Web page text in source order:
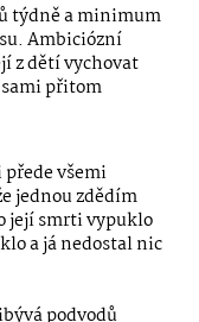
týdně a minimum
Ambiciózní
z dětí vychovat
přitom
všemi
jednou zdědím
její smrti vypuklo
a já nedostal nic
podvodů